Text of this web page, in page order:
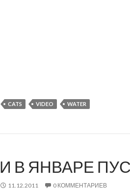
CATS VIDEO WATER
И В ЯНВАРЕ
11.12.2011 0 КОММЕНТАРИЕВ